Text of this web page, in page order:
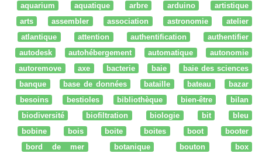
aquarium
aquatique arbre arduino
artistique
arts
assembler association astronomie
atelier
atlantique
attention authentification
authentifier
autodesk
autohébergement automatique
autonomie
autoremove
axe bacterie baie
baie des sciences
banque
base de données bataille bateau
bazar
besoins
bestioles bibliothèque bien-être
bilan
biodiversité
biofiltration biologie bit
bleu
bobine
bois boite boites boot
booter
bord de mer
botanique bouton
box